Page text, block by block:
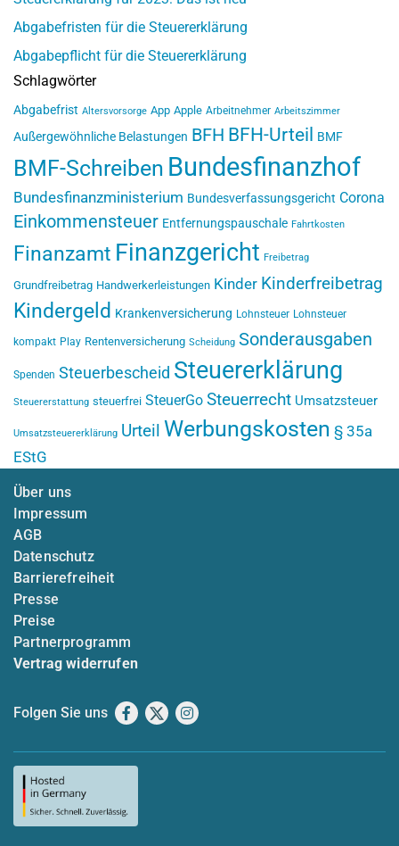
Abgabefristen für die Steuererklärung
Abgabepflicht für die Steuererklärung
Schlagwörter
Abgabefrist Altersvorsorge App Apple Arbeitnehmer Arbeitszimmer
Außergewöhnliche Belastungen BFH BFH-Urteil BMF
BMF-Schreiben Bundesfinanzhof
Bundesfinanzministerium Bundesverfassungsgericht Corona
Einkommensteuer Entfernungspauschale Fahrtkosten
Finanzamt Finanzgericht Freibetrag
Grundfreibetrag Handwerkerleistungen Kinder Kinderfreibetrag
Kindergeld Krankenversicherung Lohnsteuer Lohnsteuer
kompakt Play Rentenversicherung Scheidung Sonderausgaben
Spenden Steuerbescheid Steuererklärung
Steuererstattung steuerfrei SteuerGo Steuerrecht Umsatzsteuer
Umsatzsteuererklärung Urteil Werbungskosten § 35a
EStG
Über uns
Impressum
AGB
Datenschutz
Barrierefreiheit
Presse
Preise
Partnerprogramm
Vertrag widerrufen
Folgen Sie uns Facebook
X Instagram